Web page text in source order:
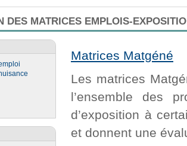
DES MATRICES EMPLOIS-
Matrices Matgéné
Les matrices
l’ensemble des
d’exposition à
et donnent une